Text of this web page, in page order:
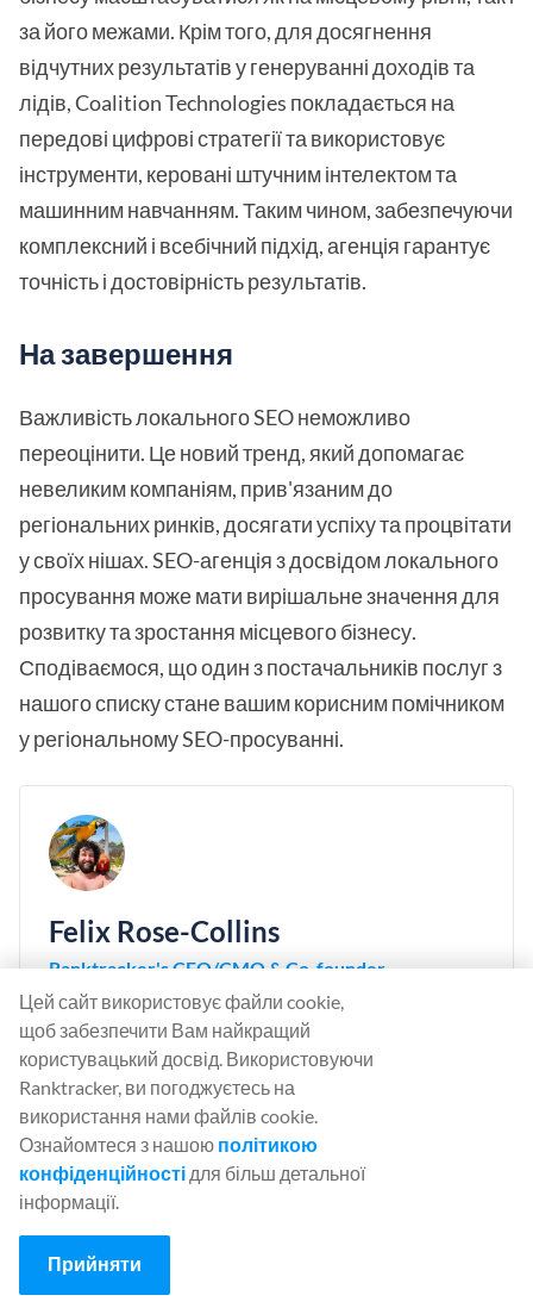
за його межами. Крім того, для досягнення
відчутних результатів у генеруванні доходів та
лідів, Coalition Technologies покладається на
передові цифрові стратегії та використовує
інструменти, керовані штучним інтелектом та
машинним навчанням. Таким чином, забезпечуючи
комплексний і всебічний підхід, агенція гарантує
точність і достовірність результатів.
На завершення
Важливість локального SEO неможливо
переоцінити. Це новий тренд, який допомагає
невеликим компаніям, прив'язаним до
регіональних ринків, досягати успіху та процвітати
у своїх нішах. SEO-агенція з досвідом локального
просування може мати вирішальне значення для
розвитку та зростання місцевого бізнесу.
Сподіваємося, що один з постачальників послуг з
нашого списку стане вашим корисним помічником
у регіональному SEO-просуванні.
Felix Rose-Collins
Ranktracker's CEO/CMO & Co-founder
Felix Rose-Collins is the Co-founder and CEO/CMO
of Ranktracker. With over 15 years of SEO
experience, he has single-handedly scaled the
Ranktracker site to over 500,000 monthly visits, with
390,000 of these stemming from organic searches
each month.
Цей сайт використовує файли cookie,
щоб забезпечити Вам найкращий
користувацький досвід. Використовуючи
Ranktracker, ви погоджуєтесь на
використання нами файлів cookie.
Ознайомтеся з нашою політикою
конфіденційності для більш детальної
інформації.
Прийняти